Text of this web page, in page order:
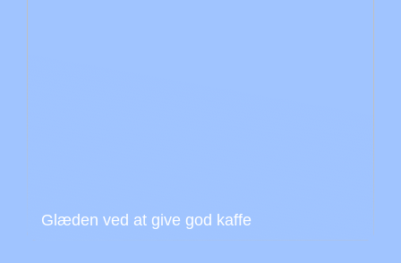
Glæden ved at give god kaffe